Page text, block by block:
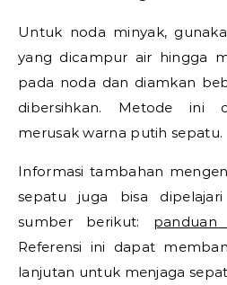
Untuk noda minyak,
yang dicampur air hingga
pada noda dan diamkan
dibersihkan. Metode ini
merusak warna putih sepatu.
Informasi tambahan
sepatu juga bisa
sumber berikut: panduan
Referensi ini dapat
lanjutan untuk menjaga